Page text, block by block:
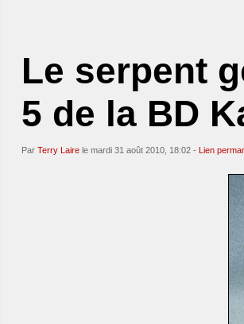
Le serpent
5 de la BD
Par Terry Laire le mardi 31 août 2010, 18:02 - Lien